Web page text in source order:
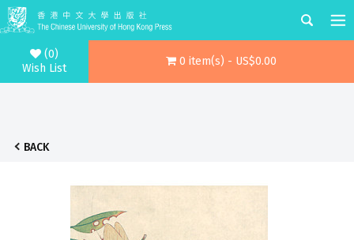
(0)
Wish List
0 item(s) - US$0.00
BACK